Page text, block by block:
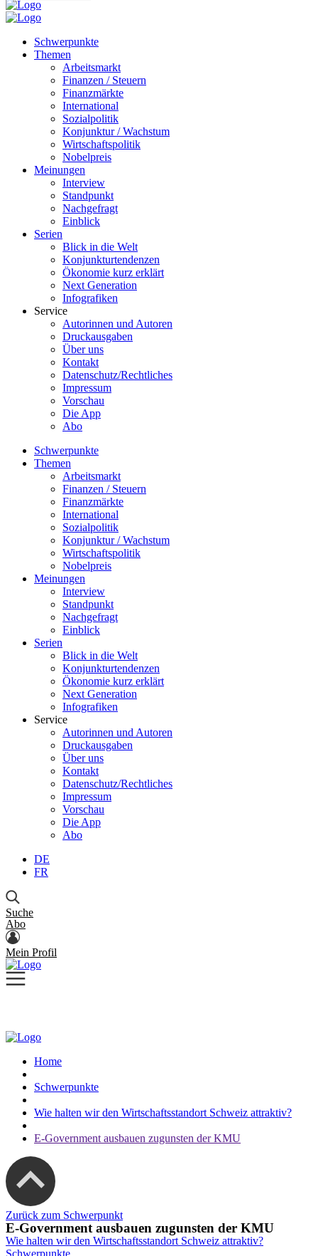
Schwerpunkte
Themen
Arbeitsmarkt
Finanzen / Steuern
Finanzmärkte
International
Sozialpolitik
Konjunktur / Wachstum
Wirtschaftspolitik
Nobelpreis
Meinungen
Interview
Standpunkt
Nachgefragt
Einblick
Serien
Blick in die Welt
Konjunkturtendenzen
Ökonomie kurz erklärt
Next Generation
Infografiken
Service
Autorinnen und Autoren
Druckausgaben
Über uns
Kontakt
Datenschutz/Rechtliches
Impressum
Vorschau
Die App
Abo
Schwerpunkte
Themen
Arbeitsmarkt
Finanzen / Steuern
Finanzmärkte
International
Sozialpolitik
Konjunktur / Wachstum
Wirtschaftspolitik
Nobelpreis
Meinungen
Interview
Standpunkt
Nachgefragt
Einblick
Serien
Blick in die Welt
Konjunkturtendenzen
Ökonomie kurz erklärt
Next Generation
Infografiken
Service
Autorinnen und Autoren
Druckausgaben
Über uns
Kontakt
Datenschutz/Rechtliches
Impressum
Vorschau
Die App
Abo
DE
FR
Suche
Abo
Mein Profil
Home
Schwerpunkte
Wie halten wir den Wirtschaftsstandort Schweiz attraktiv?
E-Government ausbauen zugunsten der KMU
Zurück zum Schwerpunkt
E-Government ausbauen zugunsten der KMU
Wie halten wir den Wirtschaftsstandort Schweiz attraktiv?
Schwerpunkte